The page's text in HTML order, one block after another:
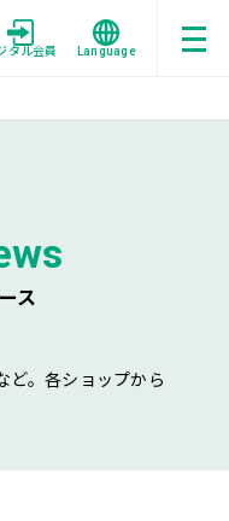
タル会員 Language
ス
ど。各ショップから